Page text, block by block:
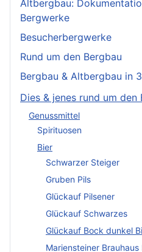
Altbergbau:
Bergwerke
Besucherbergwerke
Rund um den Bergbau
Bergbau & Altbergbau in
Dies & jenes rund um den
Genussmittel
Spirituosen
Bier
Schwarzer Steiger
Gruben Pils
Glückauf Pilsener
Glückauf Schwarzes
Glückauf Bock dunkel
Mariensteiner Brauhaus